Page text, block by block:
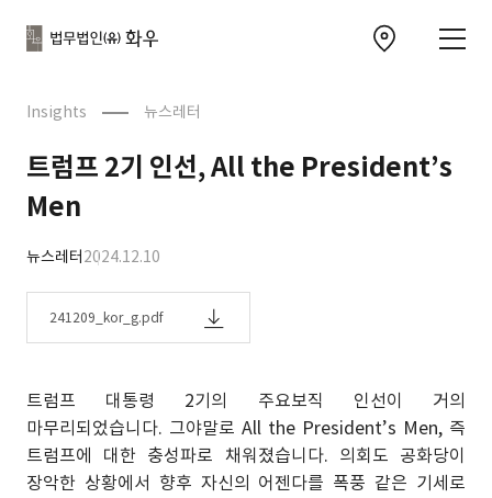
Insights 뉴스레터
트럼프 2기 인선, All the President’s
Men
뉴스레터2024.12.10
241209_kor_g.pdf
트럼프 대통령 2기의 주요보직 인선이 거의
마무리되었습니다. 그야말로 All the President’s Men, 즉
트럼프에 대한 충성파로 채워졌습니다. 의회도 공화당이
장악한 상황에서 향후 자신의 어젠다를 폭풍 같은 기세로